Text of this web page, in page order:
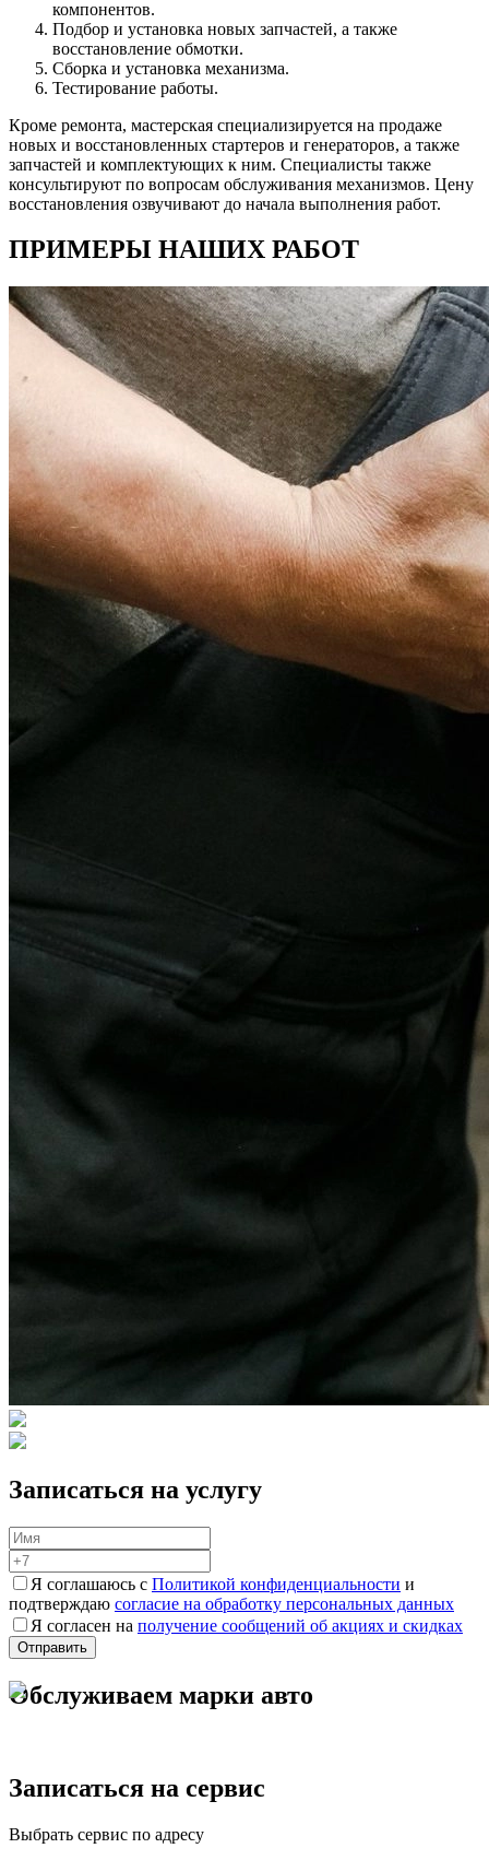
компонентов.
Подбор и установка новых запчастей, а также
восстановление обмотки.
Сборка и установка механизма.
Тестирование работы.
Кроме ремонта, мастерская специализируется на продаже
новых и восстановленных стартеров и генераторов, а также
запчастей и комплектующих к ним. Специалисты также
консультируют по вопросам обслуживания механизмов. Цену
восстановления озвучивают до начала выполнения работ.
ПРИМЕРЫ НАШИХ РАБОТ
Записаться на услугу
Я соглашаюсь с Политикой конфиденциальности и
подтверждаю согласие на обработку персональных данных
Я согласен на получение сообщений об акциях и скидках
Обслуживаем марки авто
Записаться на сервис
Выбрать сервис по адресу